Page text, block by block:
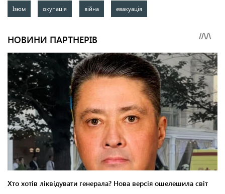
Ізюм окупація війна евакуація